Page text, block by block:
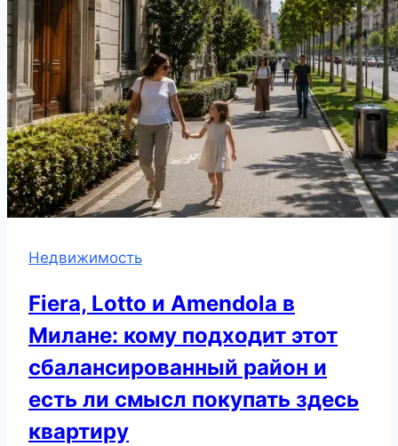
Недвижимость
Fiera, Lotto и Amendola в
Милане: кому подходит этот
сбалансированный район и
есть ли смысл покупать здесь
квартиру